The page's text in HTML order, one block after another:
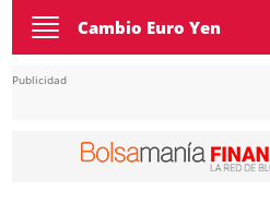
Toggle
navigation
Cambio Euro Yen
Publicidad